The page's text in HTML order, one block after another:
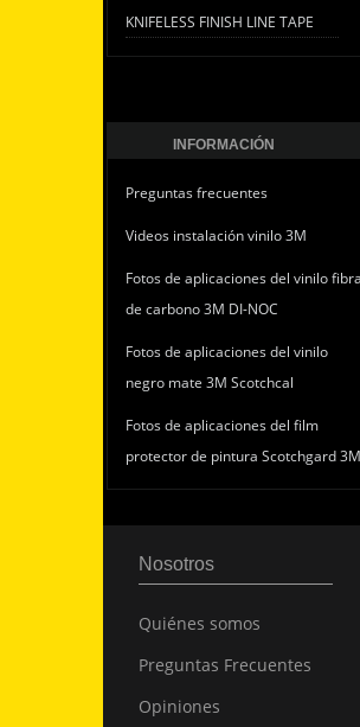
KNIFELESS FINISH LINE TAPE
INFORMACIÓN
Preguntas frecuentes
Videos instalación vinilo 3M
Fotos de aplicaciones del vinilo fibra
de carbono 3M DI-NOC
Fotos de aplicaciones del vinilo
negro mate 3M Scotchcal
Fotos de aplicaciones del film
protector de pintura Scotchgard 3M
Nosotros
Quiénes somos
Preguntas Frecuentes
Opiniones